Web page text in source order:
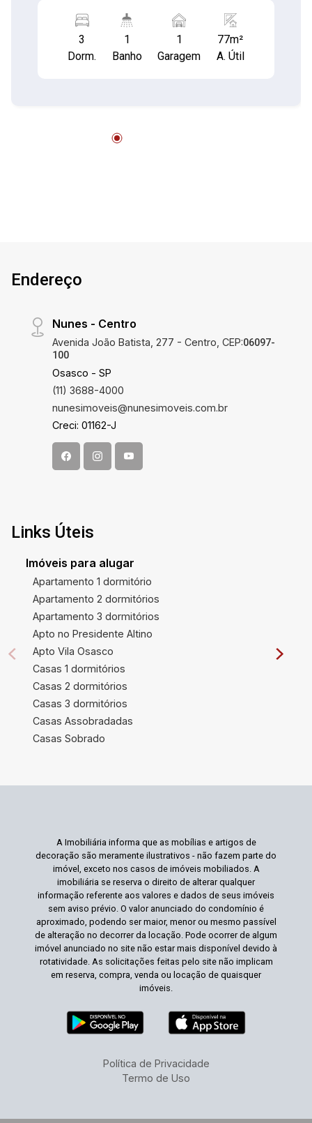
americana (piso cerâmica) - banheiro (piso
cerâmica) - área de serviço (piso cerâmica) -
garagem para 01 automóvel com portão
3
Dorm.
1
Banho
1
Garagem
77m²
A. Útil
Endereço
Nunes - Centro
Avenida João Batista, 277 - Centro, CEP:06097-
100
Osasco - SP
(11) 3688-4000
nunesimoveis@nunesimoveis.com.br
Creci: 01162-J
Links Úteis
Imóveis para alugar
Apartamento 1 dormitório
Apartamento 2 dormitórios
Apartamento 3 dormitórios
Apto no Presidente Altino
Apto Vila Osasco
Casas 1 dormitórios
Casas 2 dormitórios
Casas 3 dormitórios
Casas Assobradadas
Casas Sobrado
A Imobiliária informa que as mobílias e artigos de
decoração são meramente ilustrativos - não fazem parte do
imóvel, exceto nos casos de imóveis mobiliados. A
imobiliária se reserva o direito de alterar qualquer
informação referente aos valores e dados de seus imóveis
sem aviso prévio. O valor anunciado do condomínio é
aproximado, podendo ser maior, menor ou mesmo passível
de alteração no decorrer da locação. Pode ocorrer de algum
imóvel anunciado no site não estar mais disponível devido à
rotatividade. As solicitações feitas pelo site não implicam
em reserva, compra, venda ou locação de quaisquer
imóveis.
Política de Privacidade
Termo de Uso